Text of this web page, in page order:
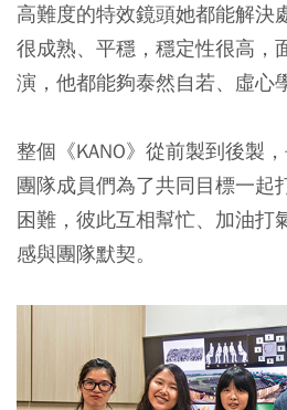
高難度的特效鏡頭她都能解決
很成熟、平穩，穩定性很高，
演，他都能夠泰然自若、虛心
整個《KANO》從前製到後製
團隊成員們為了共同目標一起
困難，彼此互相幫忙、加油打
感與團隊默契。